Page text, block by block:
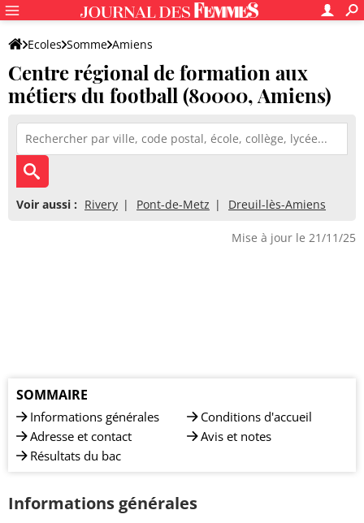
Ecoles Somme Amiens
Centre régional de formation aux métiers du football
Centre régional de formation aux
métiers du football (80000, Amiens)
Voir aussi : Rivery Pont-de-Metz Dreuil-lès-Amiens
Mise à jour le 21/11/25
SOMMAIRE
Informations générales
Adresse et contact
Résultats du bac
Conditions d'accueil
Avis et notes
Informations générales